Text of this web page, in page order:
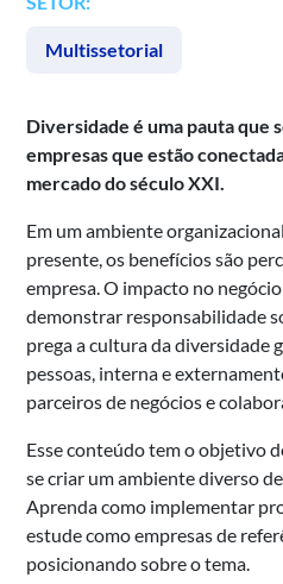
Multissetorial
Diversidade é uma pauta que
empresas que estão
mercado do século XXI.
Em um ambiente
presente, os benefícios são
empresa. O impacto no
demonstrar responsabilidade
prega a cultura da diversidade
pessoas, interna e
parceiros de negócios e
Esse conteúdo tem o objetivo
se criar um ambiente diverso
Aprenda como implementar
estude como empresas de
posicionando sobre o tema.